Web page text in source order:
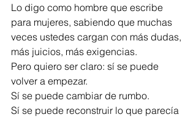
Lo digo como hombre que escribe
para mujeres, sabiendo que muchas
veces ustedes cargan con más dudas,
más juicios, más exigencias.
Pero quiero ser claro: sí se puede
volver a empezar.
Sí se puede cambiar de rumbo.
Sí se puede reconstruir lo que parecía